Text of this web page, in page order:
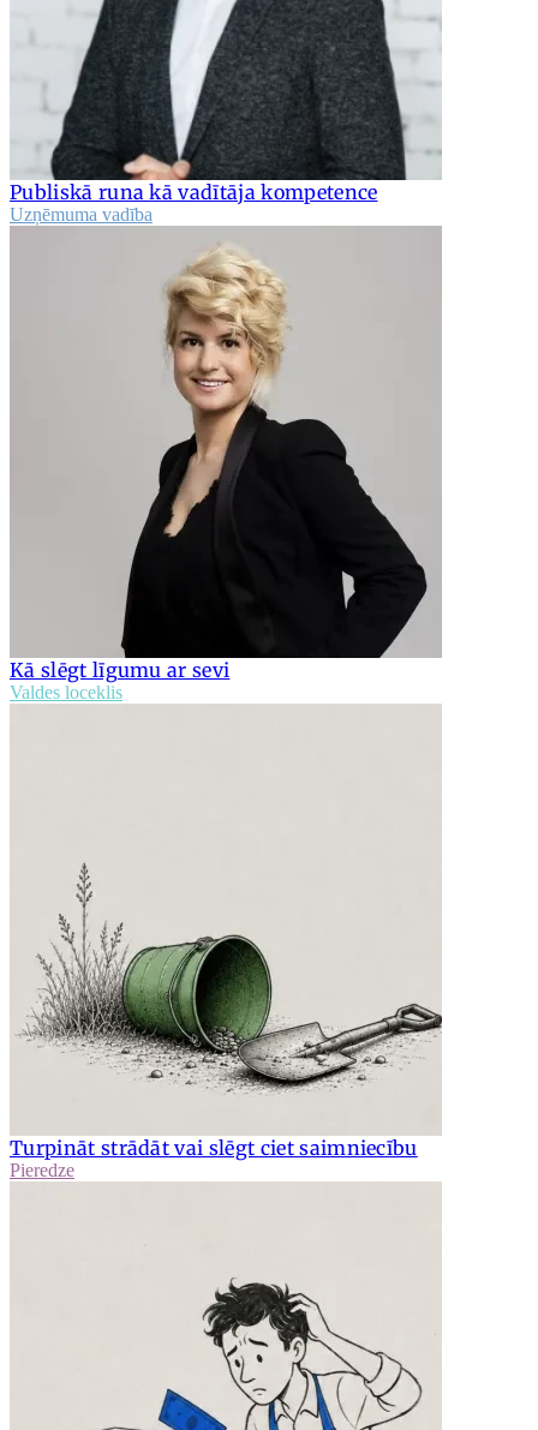
Publiskā runa kā vadītāja kompetence
Uzņēmuma vadība
Kā slēgt līgumu ar sevi
Valdes loceklis
Turpināt strādāt vai slēgt ciet saimniecību
Pieredze